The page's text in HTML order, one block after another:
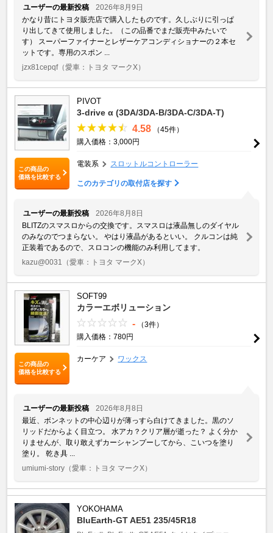
ユーザーの最新投稿
2026年8月9日
かなり昔にトヨタ販売店で購入したものです。久しぶりに引っぱ
り出してきて使用しました。（この品番でまだ販売中みたいで
す） スーパーファイナーとレザーケアコンディショナーの２本セ
ットです。専用のスポン ...
jzx81cepqf（愛車：トヨタ マークX）
この商品の
価格を比較する
PIVOT
3-drive α (3DA/3DA-B/3DA-C/3DA-T)
4.58
（45件）
購入価格：3,000円
電装系 スロットルコントローラー
このカテゴリの取付店を探す
ユーザーの最新投稿
2026年8月8日
BLITZのスマスロからの交換です。スマスロは液晶無しのダイヤル
のみなのでつまらない。 やはり液晶があるといい。 クルコンは純
正装着であるので、スロコンの機能のみ利用してます。
kazu@0031
（愛車：トヨタ マークX）
この商品の
価格を比較する
SOFT99
カラーエボリューション
-
（3件）
購入価格：780円
カーケア ワックス
ユーザーの最新投稿
2026年8月8日
最近、ボンネットの中心辺りが薄っすら白けてきました。黒のソ
リッドだからよく目立つ。 水アカ？クリア層が逝った？ よく分か
りませんが、取り敢えずカーシャンプーしてから、こいつを塗り
塗り。 乾き具 ...
umiumi-story （愛車：トヨタ マークX）
YOKOHAMA
BluEarth-GT AE51 235/45R18